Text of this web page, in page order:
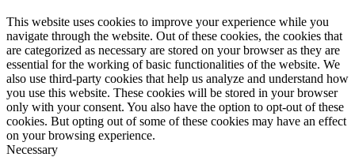
This website uses cookies to improve your experience while you
navigate through the website. Out of these cookies, the cookies that
are categorized as necessary are stored on your browser as they are
essential for the working of basic functionalities of the website. We
also use third-party cookies that help us analyze and understand how
you use this website. These cookies will be stored in your browser
only with your consent. You also have the option to opt-out of these
cookies. But opting out of some of these cookies may have an effect
on your browsing experience.
Necessary